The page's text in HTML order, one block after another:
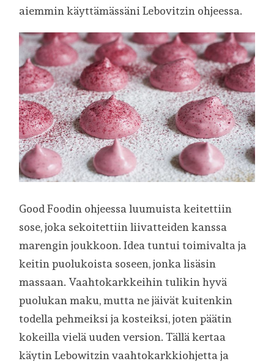
aiemmin käyttämässäni Lebovitzin ohjeessa.
Good Foodin ohjeessa luumuista keitettiin
sose, joka sekoitettiin liivatteiden kanssa
marengin joukkoon. Idea tuntui toimivalta ja
keitin puolukoista soseen, jonka lisäsin
massaan. Vaahtokarkkeihin tulikin hyvä
puolukan maku, mutta ne jäivät kuitenkin
todella pehmeiksi ja kosteiksi, joten päätin
kokeilla vielä uuden version. Tällä kertaa
käytin Lebowitzin vaahtokarkkiohjetta ja